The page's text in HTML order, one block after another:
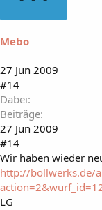
Mebo
27 Jun 2009
#14
Dabei
Beiträge
27 Jun 2009
#14
Wir haben wieder
http://bollwerks.de/
LG